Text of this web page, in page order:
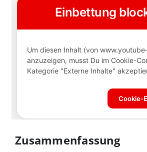
Zusammenfassung